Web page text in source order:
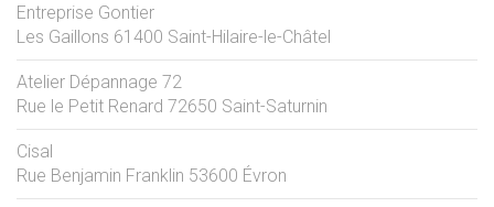
Entreprise Gontier
Les Gaillons 61400 Saint-Hilaire-le-Châtel
Atelier Dépannage 72
Rue le Petit Renard 72650 Saint-Saturnin
Cisal
Rue Benjamin Franklin 53600 Évron